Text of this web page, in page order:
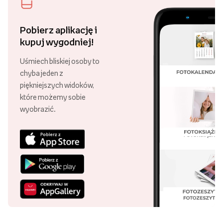
Pobierz aplikację i
kupuj wygodniej!
Uśmiech bliskiej osoby to
chyba jeden z
piękniejszych widoków,
które możemy sobie
wyobrazić.